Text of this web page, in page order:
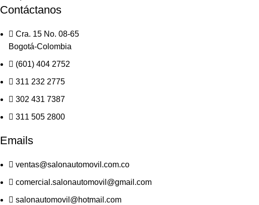
Contáctanos
Cra. 15 No. 08-65
Bogotá-Colombia
(601) 404 2752
311 232 2775
302 431 7387
311 505 2800
Emails
ventas@salonautomovil.com.co
comercial.salonautomovil@gmail.com
salonautomovil@hotmail.com